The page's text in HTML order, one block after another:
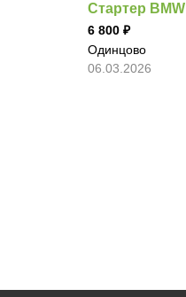
Стартер
6 800
Одинцово
06.03.2026